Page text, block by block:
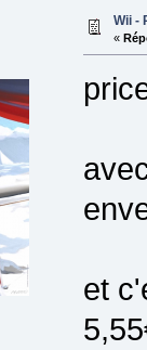
Wii -
«
et